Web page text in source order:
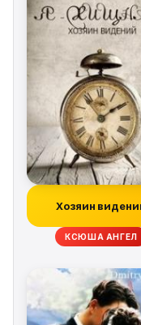
Хозяин
КСЮША АНГЕЛ